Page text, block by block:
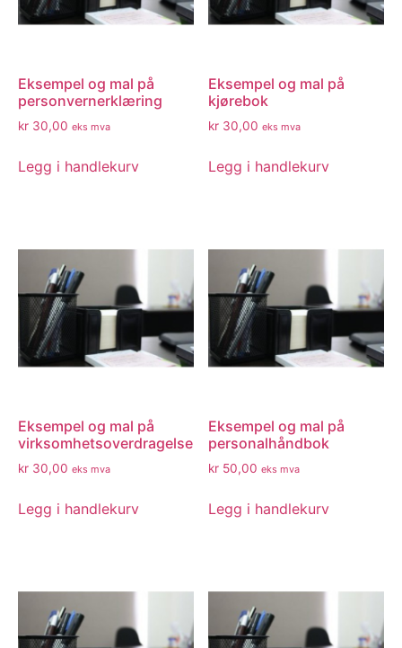
Eksempel og mal på
personvernerklæring
kr 30,00 eks mva
Legg i handlekurv
Eksempel og mal på
kjørebok
kr 30,00 eks mva
Legg i handlekurv
Eksempel og mal på
virksomhetsoverdragelse
kr 30,00 eks mva
Legg i handlekurv
Eksempel og mal på
personalhåndbok
kr 50,00 eks mva
Legg i handlekurv